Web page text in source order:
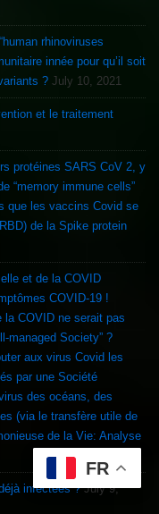
rhinoviruses
innée pour qu’il soit
? July 10, 2021
et le traitement
protéines SARS CoV 2, y
“memory immune cells”
que les vaccins Covid se
de la Spike protein
et de la COVID
COVID-19 !
la COVID ne serait pas
managed Society” ?
aux virus Covid les
par une Société
des océans, des
(via le transfère utile de
de la Vie: Analyse
infectées ? July 9,
FR